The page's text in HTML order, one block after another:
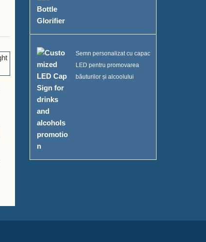
Semn personalizat cu capac
LED pentru promovarea
băuturilor și alcoolului